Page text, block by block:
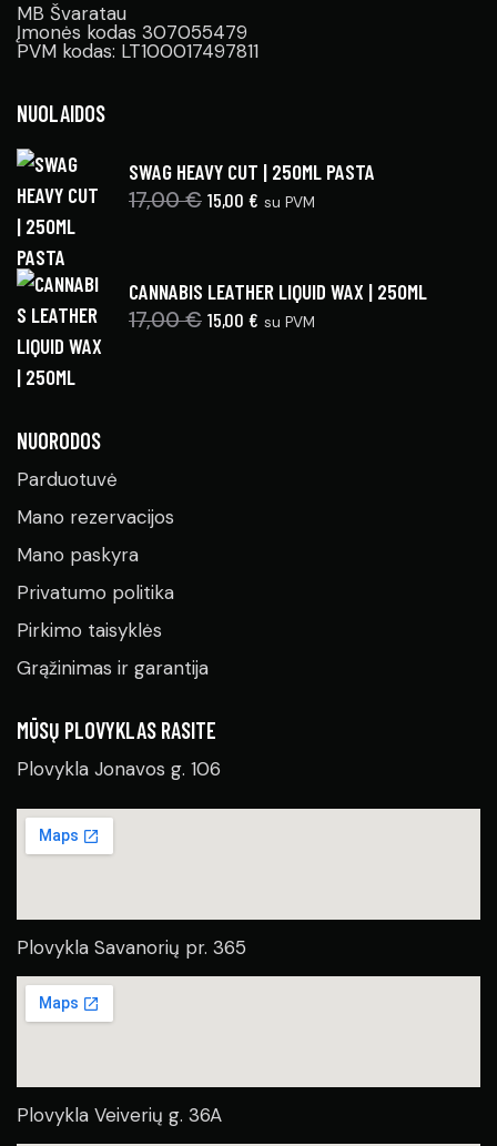
MB Švaratau
Įmonės kodas 307055479
PVM kodas: LT100017497811
NUOLAIDOS
SWAG HEAVY CUT | 250ML PASTA
17,00€ 15,00 € su PVM
CANNABIS LEATHER LIQUID WAX | 250ML
17,00€ 15,00 € su PVM
NUORODOS
Parduotuvė
Mano rezervacijos
Mano paskyra
Privatumo politika
Pirkimo taisyklės
Grąžinimas ir garantija
MŪSŲ PLOVYKLAS RASITE
Plovykla Jonavos g. 106
Plovykla Savanorių pr. 365
Plovykla Veiverių g. 36A